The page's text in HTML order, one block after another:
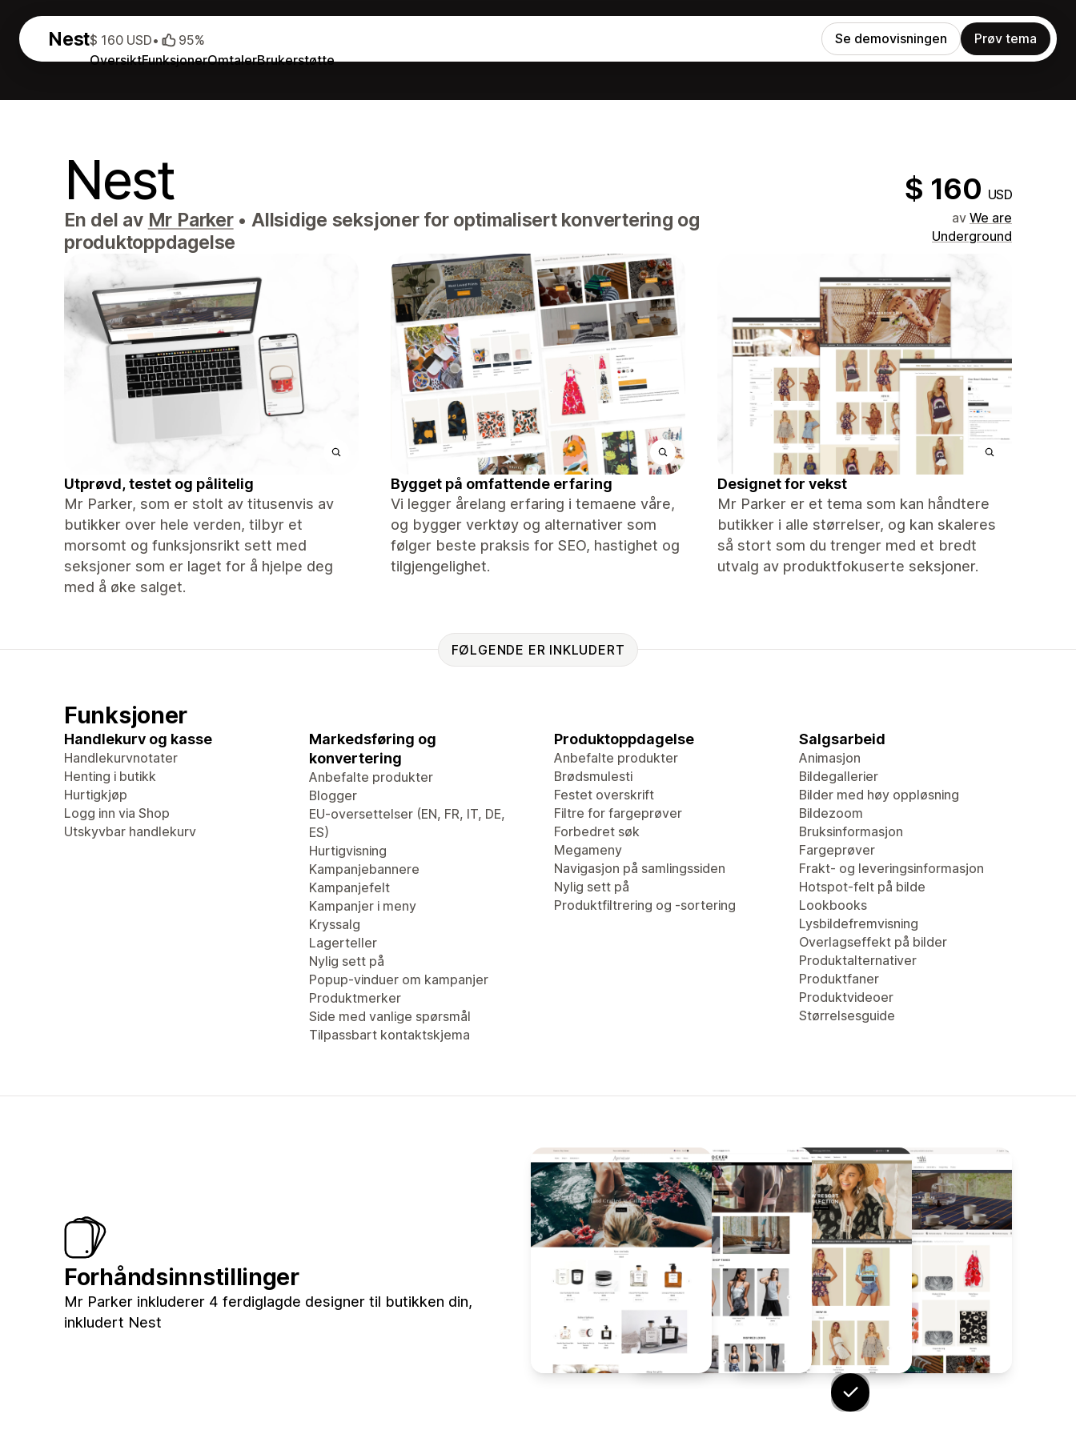
Nest
OversiktFunksjonerOmtalerBrukerstøtte
$ 160 USD• 95% Se demovisningen Prøv tema
Nest $ 160 USD
En del av Mr Parker • Allsidige seksjoner for optimalisert konvertering og
produktoppdagelse
av We are
Underground
Utprøvd, testet og pålitelig
Mr Parker, som er stolt av titusenvis av
butikker over hele verden, tilbyr et
morsomt og funksjonsrikt sett med
seksjoner som er laget for å hjelpe deg
med å øke salget.
Bygget på omfattende erfaring
Vi legger årelang erfaring i temaene våre,
og bygger verktøy og alternativer som
følger beste praksis for SEO, hastighet og
tilgjengelighet.
Designet for vekst
Mr Parker er et tema som kan håndtere
butikker i alle størrelser, og kan skaleres
så stort som du trenger med et bredt
utvalg av produktfokuserte seksjoner.
FØLGENDE ER INKLUDERT
Funksjoner
Handlekurv og kasse
Handlekurvnotater
Henting i butikk
Hurtigkjøp
Logg inn via Shop
Utskyvbar handlekurv
Markedsføring og
konvertering
Anbefalte produkter
Blogger
EU-oversettelser (EN, FR, IT, DE,
ES)
Hurtigvisning
Kampanjebannere
Kampanjefelt
Kampanjer i meny
Kryssalg
Lagerteller
Nylig sett på
Popup-vinduer om kampanjer
Produktmerker
Side med vanlige spørsmål
Tilpassbart kontaktskjema
Produktoppdagelse
Anbefalte produkter
Brødsmulesti
Festet overskrift
Filtre for fargeprøver
Forbedret søk
Megameny
Navigasjon på samlingssiden
Nylig sett på
Produktfiltrering og -sortering
Salgsarbeid
Animasjon
Bildegallerier
Bilder med høy oppløsning
Bildezoom
Bruksinformasjon
Fargeprøver
Frakt- og leveringsinformasjon
Hotspot-felt på bilde
Lookbooks
Lysbildefremvisning
Overlagseffekt på bilder
Produktalternativer
Produktfaner
Produktvideoer
Størrelsesguide
Forhåndsinnstillinger
Mr Parker inkluderer 4 ferdiglagde designer til butikken din,
inkludert Nest